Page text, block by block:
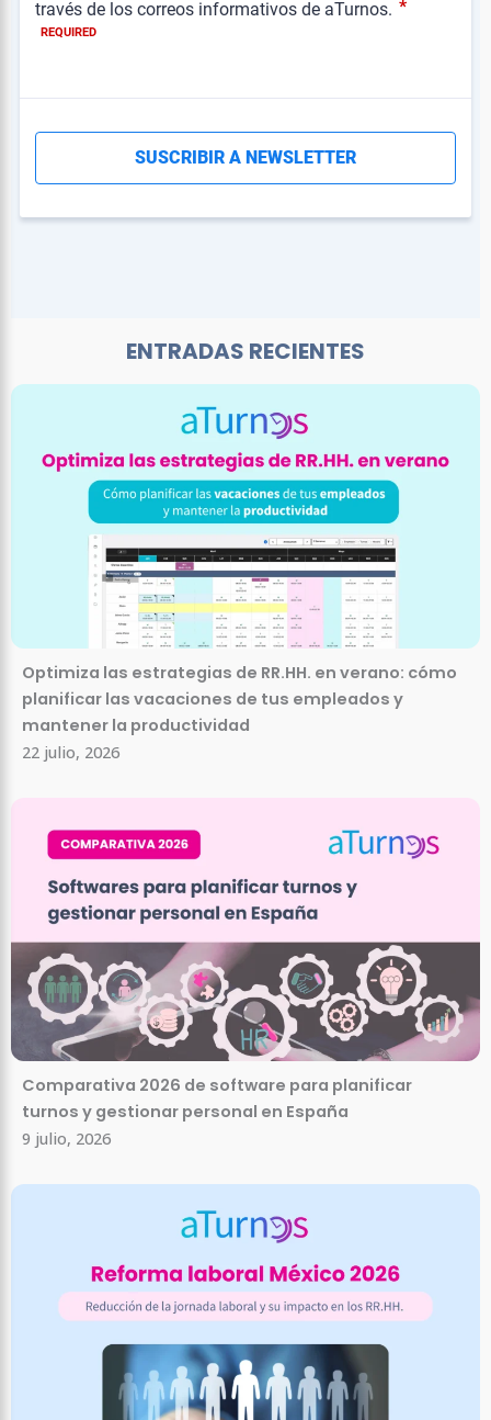
ENTRADAS RECIENTES
Optimiza las estrategias de RR.HH. en verano: cómo
planificar las vacaciones de tus empleados y
mantener la productividad
22 julio, 2026
Comparativa 2026 de software para planificar
turnos y gestionar personal en España
9 julio, 2026